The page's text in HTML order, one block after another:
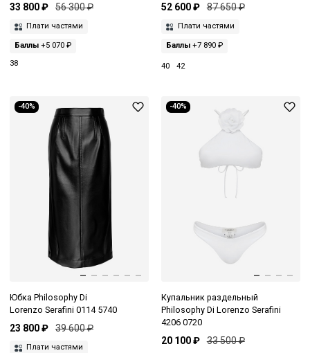
33 800 ₽ 56 300 ₽
Плати частями
Баллы +5 070 ₽
38
52 600 ₽ 87 650 ₽
Плати частями
Баллы+7 890 ₽
40 42
-40%
Юбка Philosophy Di
Lorenzo Serafini 0114 5740
23 800 ₽ 39 600 ₽
Плати частями
-40%
Купальник раздельный
Philosophy Di Lorenzo Serafini
4206 0720
20 100 ₽ 33 500 ₽